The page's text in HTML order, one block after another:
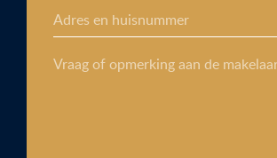
Adres en huisnummer
Vraag of opmerking aan de